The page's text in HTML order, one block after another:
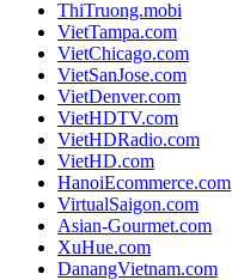
ThiTruong.mobi
VietTampa.com
VietChicago.com
VietSanJose.com
VietDenver.com
VietHDTV.com
VietHDRadio.com
VietHD.com
HanoiEcommerce.com
VirtualSaigon.com
Asian-Gourmet.com
XuHue.com
DanangVietnam.com